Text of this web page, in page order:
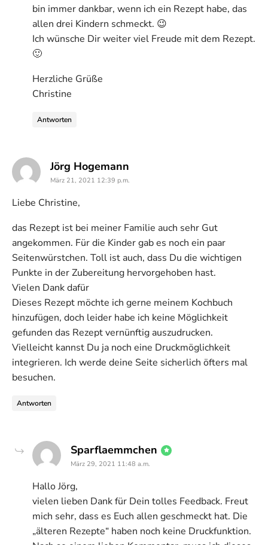
bin immer dankbar, wenn ich ein Rezept habe, das
allen drei Kindern schmeckt. 😉
Ich wünsche Dir weiter viel Freude mit dem Rezept.
🙂
Herzliche Grüße
Christine
Antworten
Jörg Hogemann
März 21, 2021 12:39 p.m.
Liebe Christine,
das Rezept ist bei meiner Familie auch sehr Gut
angekommen. Für die Kinder gab es noch ein paar
Seitenwürstchen. Toll ist auch, dass Du die wichtigen
Punkte in der Zubereitung hervorgehoben hast.
Vielen Dank dafür
Dieses Rezept möchte ich gerne meinem Kochbuch
hinzufügen, doch leider habe ich keine Möglichkeit
gefunden das Rezept vernünftig auszudrucken.
Vielleicht kannst Du ja noch eine Druckmöglichkeit
integrieren. Ich werde deine Seite sicherlich öfters mal
besuchen.
Antworten
Sparflaemmchen says:
März 29, 2021 11:48 a.m.
Hallo Jörg,
vielen lieben Dank für Dein tolles Feedback. Freut
mich sehr, dass es Euch allen geschmeckt hat. Die
„älteren Rezepte“ haben noch keine Druckfunktion.